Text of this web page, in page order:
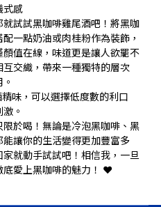
式感
試試黑咖啡雞尾酒吧！將黑咖
一點奶油或肉桂粉作為裝飾，
值在線，味道更是讓人欲罷不
交織，帶來一種獨特的層次
味，可以選擇低度數的利口
。
於喝！無論是冷泡黑咖啡、黑
讓你的生活變得更加豐富多
就動手試試吧！相信我，一旦
底愛上黑咖啡的魅力！ ❤️